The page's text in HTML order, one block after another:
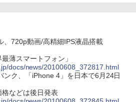
、720p動画/高精細IPS液晶搭載
薄スマートフォン」
docs/news/20100608_372817.html
ンク、「iPhone 4」を日本で6月24日
などは後日発表